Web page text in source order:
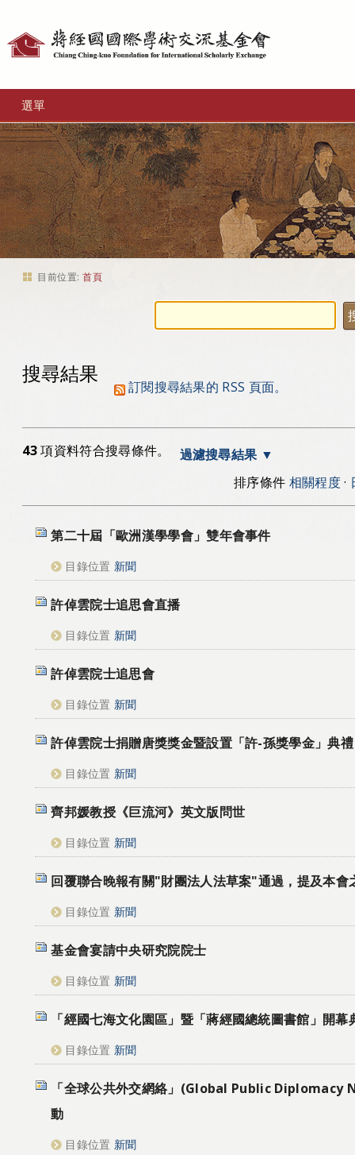
選單
目前位置: 首頁
搜尋結果
訂閱搜尋結果的 RSS 頁面。
43項資料符合搜尋條件。
過濾搜尋結果
排序條件 相關程度·
第二十屆「歐洲漢學學會」雙年會事件
目錄位置 新聞
許倬雲院士追思會直播
目錄位置 新聞
許倬雲院士追思會
目錄位置 新聞
許倬雲院士捐贈唐獎獎金暨設置「許-孫獎學金」典禮
目錄位置 新聞
齊邦媛教授《巨流河》英文版問世
目錄位置 新聞
回覆聯合晚報有關"財團法人法草案"通過，提及本會
目錄位置 新聞
基金會宴請中央研究院院士
目錄位置 新聞
「經國七海文化園區」暨「蔣經國總統圖書館」開幕
目錄位置 新聞
「全球公共外交網絡」(Global Public
動
目錄位置 新聞